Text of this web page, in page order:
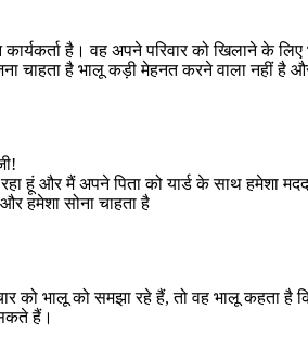
है। वह अपने परिवार को खिलाने के
चाहता है भालू कड़ी मेहनत करने वाला नहीं है
हूं और मैं अपने पिता को यार्ड के साथ हमेशा
हमेशा सोना चाहता है
को भालू को समझा रहे हैं, तो वह भालू कहता है
सकते हैं।